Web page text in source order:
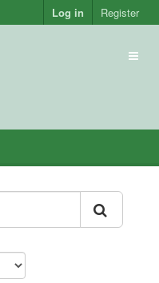
Log in Register